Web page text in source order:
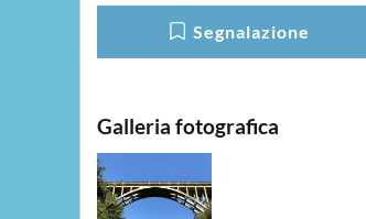
Segnalazione
Galleria fotografica